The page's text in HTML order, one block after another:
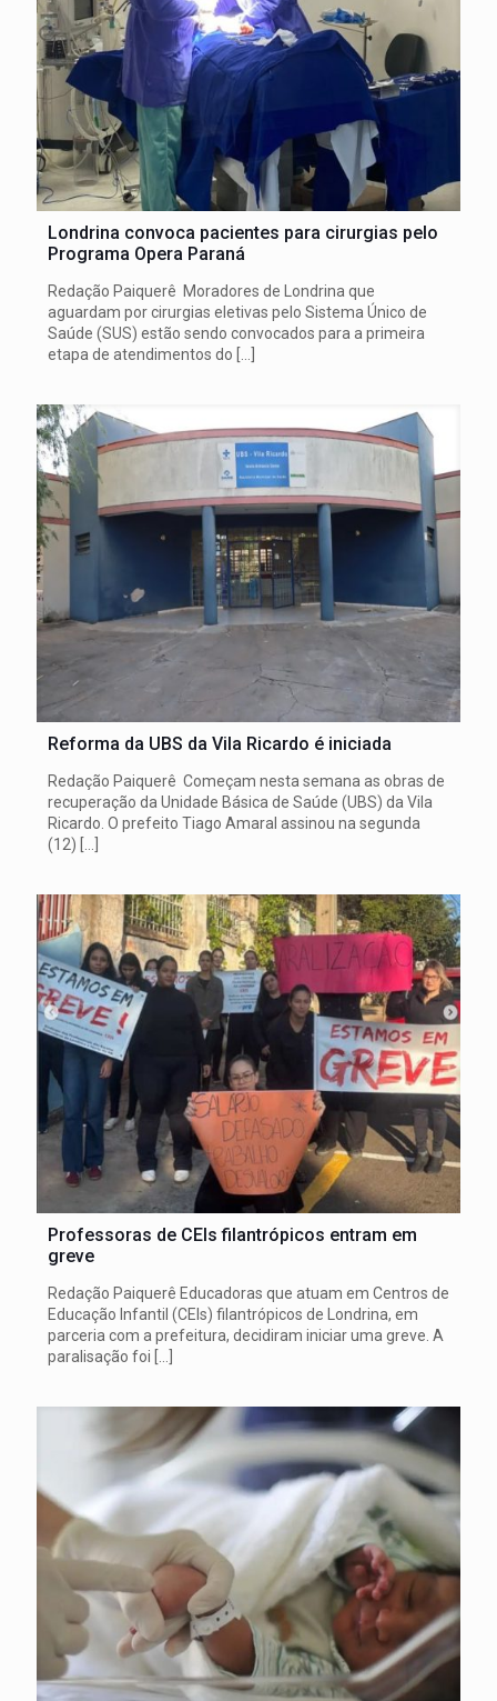
Londrina convoca pacientes para cirurgias pelo
Programa Opera Paraná
Redação Paiquerê Moradores de Londrina que
aguardam por cirurgias eletivas pelo Sistema Único de
Saúde (SUS) estão sendo convocados para a primeira
etapa de atendimentos do […]
Reforma da UBS da Vila Ricardo é iniciada
Redação Paiquerê Começam nesta semana as obras de
recuperação da Unidade Básica de Saúde (UBS) da Vila
Ricardo. O prefeito Tiago Amaral assinou na segunda
(12)
Professoras de CEIs filantrópicos entram em
greve
Redação Paiquerê Educadoras que atuam em Centros de
Educação Infantil (CEIs) filantrópicos de Londrina, em
parceria com a prefeitura, decidiram iniciar uma greve. A
paralisação foi […]